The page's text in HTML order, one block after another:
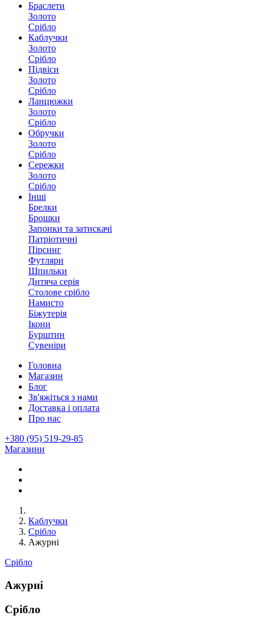
Браслети
Золото
Срібло
Каблучки
Золото
Срібло
Підвіси
Золото
Срібло
Ланцюжки
Золото
Срібло
Обручки
Золото
Срібло
Сережки
Золото
Срібло
Інші
Брелки
Брошки
Запонки та затискачі
Патріотичні
Пірсинг
Футляри
Шпильки
Дитяча серія
Столове срібло
Намисто
Біжутерія
Ікони
Бурштин
Сувеніри
Головна
Магазин
Блог
Зв'яжіться з нами
Доставка і оплата
Про нас
+380 (95) 519-29-85
Магазини
Каблучки
Срібло
Ажурні
Срібло
Ажурні
Срібло